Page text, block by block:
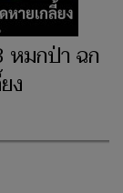
หมกป่า ฉก
ง